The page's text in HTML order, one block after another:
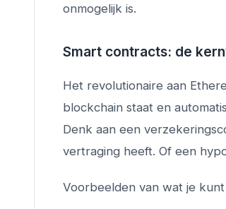
onmogelijk is.
Smart contracts: de
Het revolutionaire aan
blockchain staat en
Denk aan een
vertraging heeft. Of een
Voorbeelden van wat je